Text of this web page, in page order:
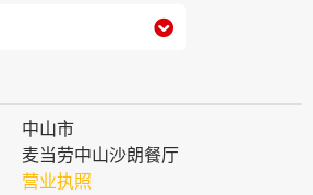

中山市
麦当劳中山沙朗餐厅
营业执照